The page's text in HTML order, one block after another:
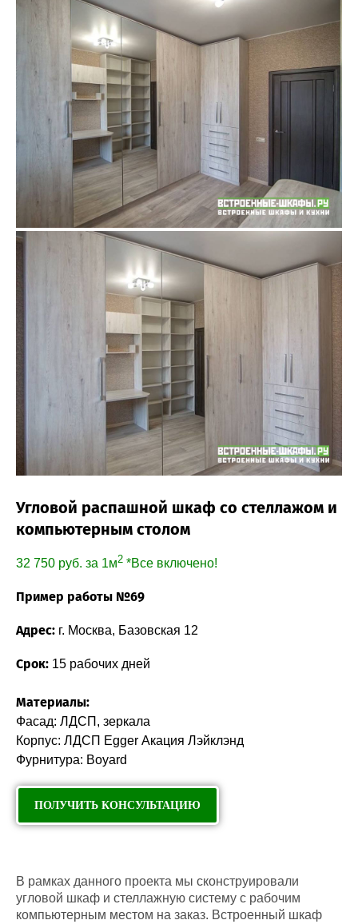
Угловой распашной шкаф со стеллажом и
компьютерным столом
32 750 руб. за 1м2 *Все включено!
Пример работы №69
Адрес: г. Москва, Базовская 12
Срок: 15 рабочих дней
Материалы:
Фасад: ЛДСП, зеркала
Корпус: ЛДСП Egger Акация Лэйклэнд
Фурнитура: Boyard
ПОЛУЧИТЬ КОНСУЛЬТАЦИЮ
В рамках данного проекта мы сконструировали
угловой шкаф и стеллажную систему с рабочим
компьютерным местом на заказ. Встроенный шкаф